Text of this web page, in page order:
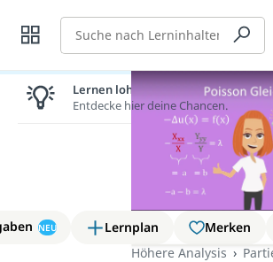
Suche
NEU Lernplan Merken
Höhere Analysis
Lernen lohnt sich!
Entdecke hier deine Chancen.